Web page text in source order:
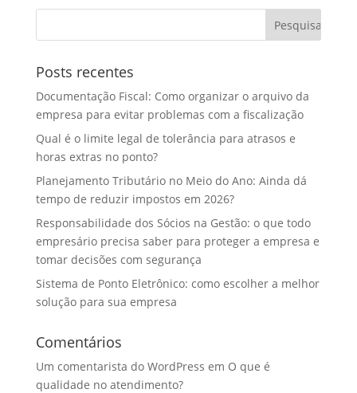
Posts recentes
Documentação Fiscal: Como organizar o arquivo da
empresa para evitar problemas com a fiscalização
Qual é o limite legal de tolerância para atrasos e
horas extras no ponto?
Planejamento Tributário no Meio do Ano: Ainda dá
tempo de reduzir impostos em 2026?
Responsabilidade dos Sócios na Gestão: o que todo
empresário precisa saber para proteger a empresa e
tomar decisões com segurança
Sistema de Ponto Eletrônico: como escolher a melhor
solução para sua empresa
Comentários
Um comentarista do WordPress em O que é
qualidade no atendimento?